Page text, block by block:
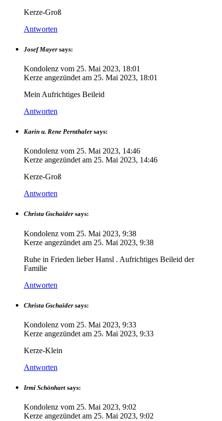
Kerze-Groß
Antworten
Josef Mayer says:
Kondolenz vom 25. Mai 2023, 18:01
Kerze angezündet am 25. Mai 2023, 18:01
Mein Aufrichtiges Beileid
Antworten
Karin u. Rene Pernthaler says:
Kondolenz vom 25. Mai 2023, 14:46
Kerze angezündet am 25. Mai 2023, 14:46
Kerze-Groß
Antworten
Christa Gschaider says:
Kondolenz vom 25. Mai 2023, 9:38
Kerze angezündet am 25. Mai 2023, 9:38
Ruhe in Frieden lieber Hansl . Aufrichtiges Beileid der
Familie
Antworten
Christa Gschaider says:
Kondolenz vom 25. Mai 2023, 9:33
Kerze angezündet am 25. Mai 2023, 9:33
Kerze-Klein
Antworten
Irmi Schönhart says:
Kondolenz vom 25. Mai 2023, 9:02
Kerze angezündet am 25. Mai 2023, 9:02